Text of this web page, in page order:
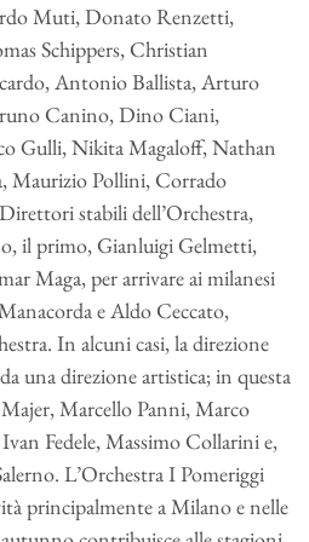
Muti, Donato Renzetti,
Schippers, Christian
Antonio Ballista, Arturo
Canino, Dino Ciani,
Gulli, Nikita Magaloff, Nathan
Maurizio Pollini, Corrado
stabili dell’Orchestra,
il primo, Gianluigi Gelmetti,
Maga, per arrivare ai milanesi
e Aldo Ceccato,
In alcuni casi, la direzione
una direzione artistica; in questa
Marcello Panni, Marco
Fedele, Massimo Collarini e,
L’Orchestra I Pomeriggi
principalmente a Milano e nelle